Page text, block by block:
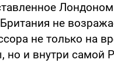
не
не только на
но и внутри самой